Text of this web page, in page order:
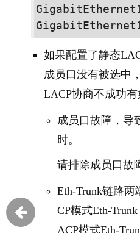
GigabitEthernet
GigabitEthernet
如果配置了静态
成员口没有被选中
LACP协商不成功有
成员口故障，导
时。
请排除成员口故
Eth-Trunk链路
CP模式Eth-
ACP模式Eth-